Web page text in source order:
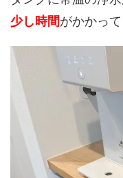
少し時間がかかって